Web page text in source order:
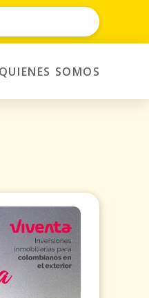
QUIENES SOMOS